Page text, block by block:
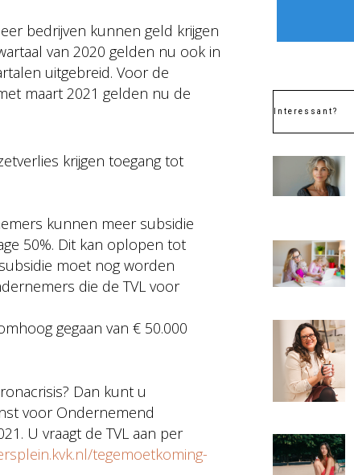
bedrijven kunnen geld krijgen
van 2020 gelden nu ook in
uitgebreid. Voor de
maart 2021 gelden nu de
krijgen toegang tot
kunnen meer subsidie
50%. Dit kan oplopen tot
moet nog worden
die de TVL voor
gegaan van € 50.000
Dan kunt u
voor Ondernemend
U vraagt de TVL aan per
tegemoetkoming-
Interessant?